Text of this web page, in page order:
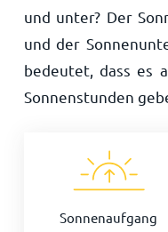
und unter? Der
und der
bedeutet, dass es
Sonnenstunden
Sonnenaufgang